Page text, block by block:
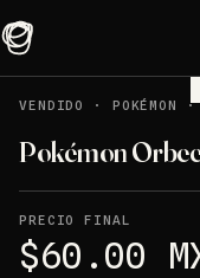
VENDIDO
· POKÉMON
Pokémon
PRECIO FINAL
$60.00